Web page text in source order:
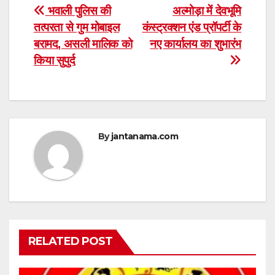
Post
navigation
अल्मोड़ा में देवभूमि
कंस्ट्रक्शन एंड प्रॉपर्टी के
नए कार्यालय का शुभारंभ
भवाली पुलिस की
तत्परता से गुम मोबाइल
बरामद, असली मालिक को
किया सुपुर्द
Byjantanama.com
RELATED POST